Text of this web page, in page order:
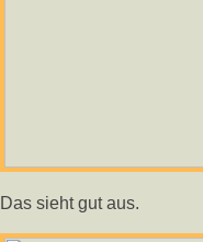
Das sieht gut aus.